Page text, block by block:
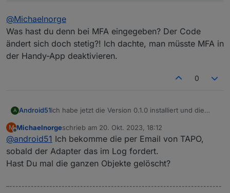
@Michaelnorge
Was hast du denn bei MFA eingegeben? Der Code
ändert sich doch stetig?! Ich dachte, man müsste MFA in
der Handy-App deaktivieren.
0
A Android51Ich habe jetzt die Version 0.1.0 installiert und die
gleichen Fehlermeldungen wie oben beschrieben.
@Michaelnorge
Was hast du denn bei MFA eingegeben? Der Code
ändert sich doch stetig?! Ich dachte, man müsste
MFA in der Handy-App deaktivieren.
M
Offline
Michaelnorgeschrieb am 20. Okt. 2023, 18:12
zuletzt editiert von
@android51 Ich bekomme die per Email von TAPO,
sobald der Adapter das im Log fordert.
Hast Du mal die ganzen Objekte gelöscht?
–---------------------------------------------------------------------